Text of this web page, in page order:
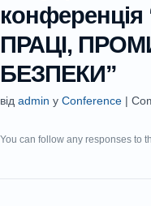
ПРАЦІ,
БЕЗПЕКИ”
від admin у Conference |
You can follow any responses to